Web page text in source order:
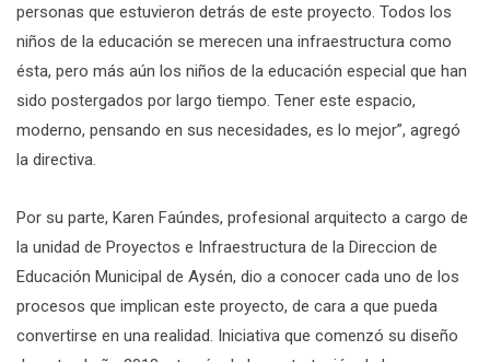
personas que estuvieron detrás de este proyecto. Todos los
niños de la educación se merecen una infraestructura como
ésta, pero más aún los niños de la educación especial que han
sido postergados por largo tiempo. Tener este espacio,
moderno, pensando en sus necesidades, es lo mejor”, agregó
la directiva.
Por su parte, Karen Faúndes, profesional arquitecto a cargo de
la unidad de Proyectos e Infraestructura de la Direccion de
Educación Municipal de Aysén, dio a conocer cada uno de los
procesos que implican este proyecto, de cara a que pueda
convertirse en una realidad. Iniciativa que comenzó su diseño